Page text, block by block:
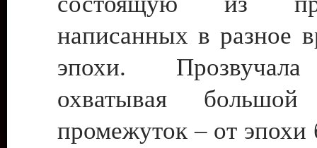
написанных в разное
эпохи.
охватывая большой
промежуток – от эпохи